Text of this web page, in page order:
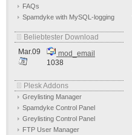
FAQs
Spamdyke with MySQL-logging
Beliebtester Download
Mar.09
mod_email
1038
Plesk Addons
Greylisting Manager
Spamdyke Control Panel
Greylisting Control Panel
FTP User Manager